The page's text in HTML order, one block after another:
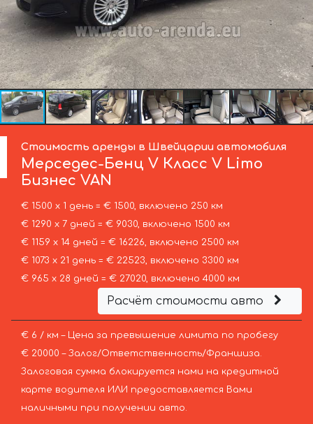
Стоимость аренды в Швейцарии автомобиля
Мерседес-Бенц V Класс V Limo
Бизнес VAN
€ 1500 х 1 день = € 1500, включено 250 км
€ 1290 х 7 дней = € 9030, включено 1500 км
€ 1159 х 14 дней = € 16226, включено 2500 км
€ 1073 х 21 день = € 22523, включено 3300 км
€ 965 х 28 дней = € 27020, включено 4000 км
Расчёт стоимости авто
€ 6 / км – Цена за превышение лимита по пробегу
€ 20000 – Залог/Ответственность/Франшиза.
Залоговая сумма блокируется нами на кредитной
карте водителя ИЛИ предоставляется Вами
наличными при получении авто.